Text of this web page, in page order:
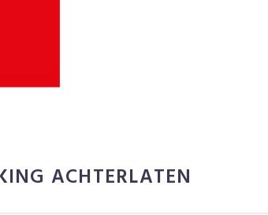
ACHTERLATEN